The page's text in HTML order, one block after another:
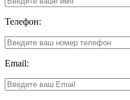
Телефон:
Email: